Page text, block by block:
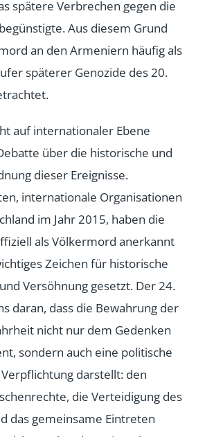
spätere Verbrechen gegen die
Aus diesem Grund
an den Armeniern häufig als
späterer Genozide des 20.
auf internationaler Ebene
über die historische und
dieser Ereignisse.
internationale Organisationen
im Jahr 2015, haben die
als Völkermord anerkannt
Zeichen für historische
Versöhnung gesetzt. Der 24.
daran, dass die Bewahrung der
nicht nur dem Gedenken
sondern auch eine politische
darstellt: den
die Verteidigung des
das gemeinsame Eintreten